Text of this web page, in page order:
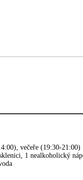
večeře (19:30-
1 nealkoholický